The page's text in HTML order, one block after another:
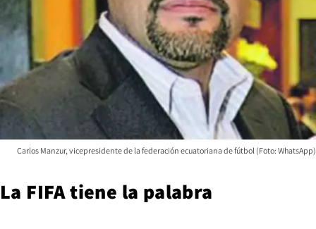
Carlos Manzur, vicepresidente de la federación ecuatoriana de fútbol (Foto: WhatsApp)
La FIFA tiene la palabra